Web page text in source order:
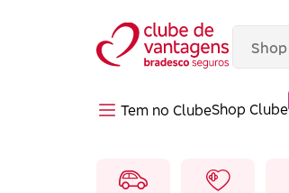
Tem no ClubeShop Clube